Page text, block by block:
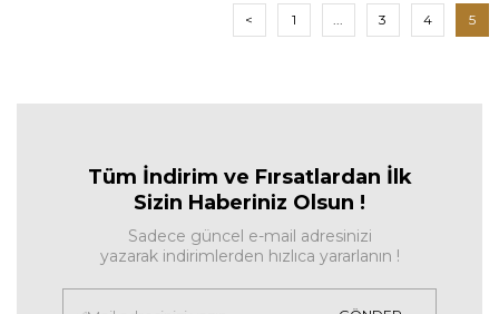
< 1 3 4 5
Tüm İndirim ve Fırsatlardan İlk
Sizin Haberiniz Olsun !
Sadece güncel e-mail adresinizi
yazarak indirimlerden hızlıca yararlanın !